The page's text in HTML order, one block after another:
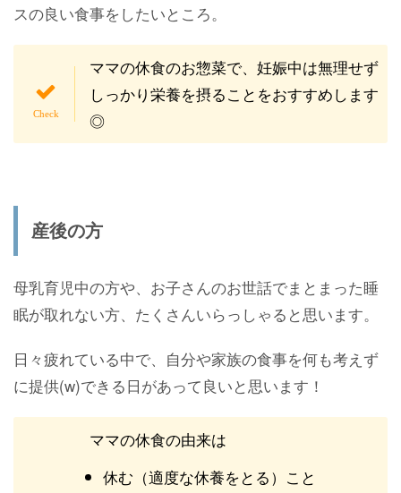
スの良い食事をしたいところ。
ママの休食のお惣菜で、妊娠中は無理せず
しっかり栄養を摂ることをおすすめします
◎
産後の方
母乳育児中の方や、お子さんのお世話でまとまった睡
眠が取れない方、たくさんいらっしゃると思います。
日々疲れている中で、自分や家族の食事を何も考えず
に提供(w)できる日があって良いと思います！
ママの休食の由来は
休む（適度な休養をとる）こと